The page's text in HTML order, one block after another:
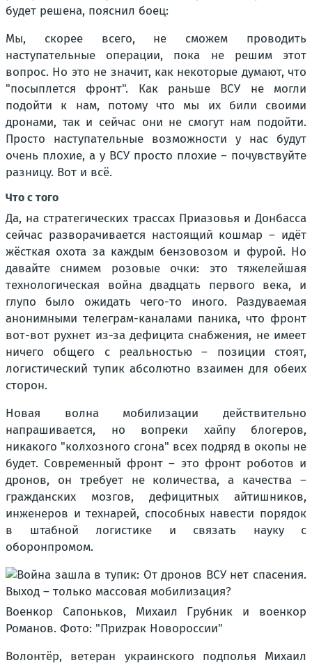
будет решена, пояснил боец:
Мы, скорее всего, не сможем проводить
наступательные операции, пока не решим этот
вопрос. Но это не значит, как некоторые думают, что
"посыплется фронт". Как раньше ВСУ не могли
подойти к нам, потому что мы их били своими
дронами, так и сейчас они не смогут нам подойти.
Просто наступательные возможности у нас будут
очень плохие, а у ВСУ просто плохие – почувствуйте
разницу. Вот и всё.
Что с того
Да, на стратегических трассах Приазовья и Донбасса
сейчас разворачивается настоящий кошмар – идёт
жёсткая охота за каждым бензовозом и фурой. Но
давайте снимем розовые очки: это тяжелейшая
технологическая война двадцать первого века, и
глупо было ожидать чего-то иного. Раздуваемая
анонимными телеграм-каналами паника, что фронт
вот-вот рухнет из-за дефицита снабжения, не имеет
ничего общего с реальностью – позиции стоят,
логистический тупик абсолютно взаимен для обеих
сторон.
Новая волна мобилизации действительно
напрашивается, но вопреки хайпу блогеров,
никакого "колхозного сгона" всех подряд в окопы не
будет. Современный фронт – это фронт роботов и
дронов, он требует не количества, а качества –
гражданских мозгов, дефицитных айтишников,
инженеров и технарей, способных навести порядок
в штабной логистике и связать науку с
оборонпромом.
Военкор Сапоньков, Михаил Грубник и военкор
Романов. Фото: "Приzрак Новороссии"
Волонтёр, ветеран украинского подполья Михаил